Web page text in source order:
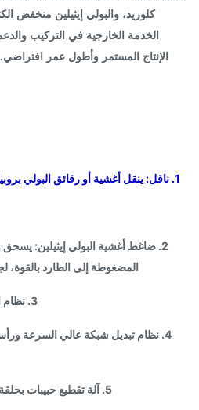
كلوريد، والبولي إيثيلين منخفض
الخدمة الخارجية في التركيب والدعم
الإنتاج المستمر وأطول عمر افتراضي. وصف
2. ضاغط أغشية البولي إيثيلين: يسحق
المضغوطة إلى الطارد بالقوة، لجعل
4. نظام تبديل شبكة عالي السرعة ورأس